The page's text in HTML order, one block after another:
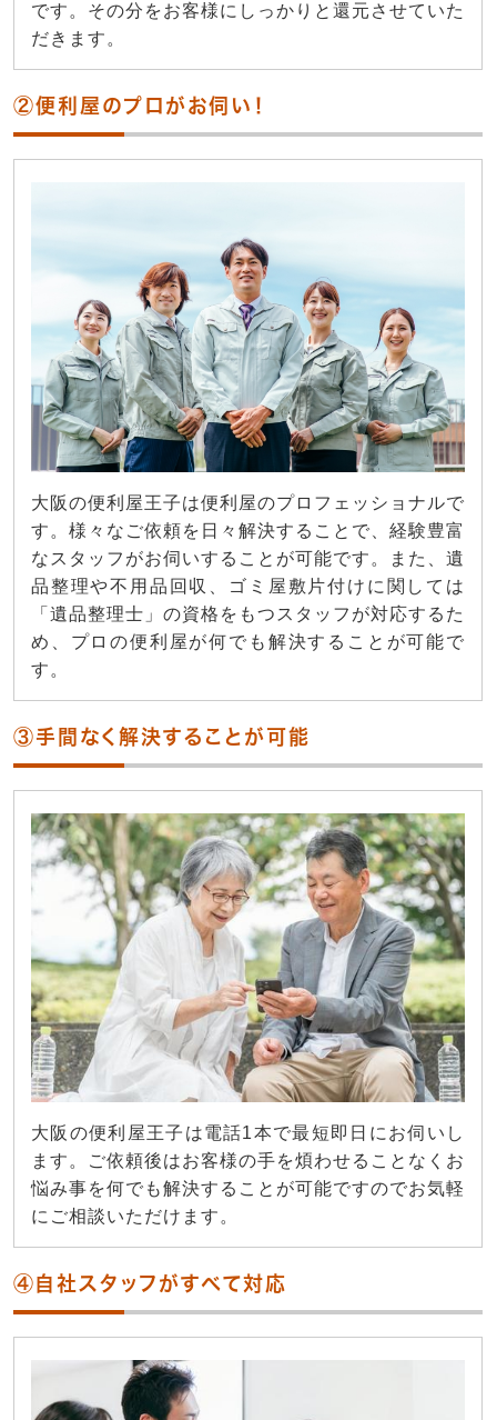
です。その分をお客様にしっかりと還元させていた
だきます。
②便利屋のプロがお伺い！
大阪の便利屋王子は便利屋のプロフェッショナルで
す。様々なご依頼を日々解決することで、経験豊富
なスタッフがお伺いすることが可能です。また、遺
品整理や不用品回収、ゴミ屋敷片付けに関しては
「遺品整理士」の資格をもつスタッフが対応するた
め、プロの便利屋が何でも解決することが可能で
す。
③手間なく解決することが可能
大阪の便利屋王子は電話1本で最短即日にお伺いし
ます。ご依頼後はお客様の手を煩わせることなくお
悩み事を何でも解決することが可能ですのでお気軽
にご相談いただけます。
④自社スタッフがすべて対応